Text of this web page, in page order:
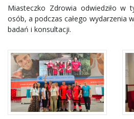
Miasteczko Zdrowia odwiedziło w
osób, a podczas całego wydarzenia
badań i konsultacji.